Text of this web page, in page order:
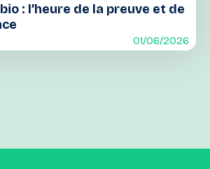
: l’heure de la preuve et de
01/06/2026